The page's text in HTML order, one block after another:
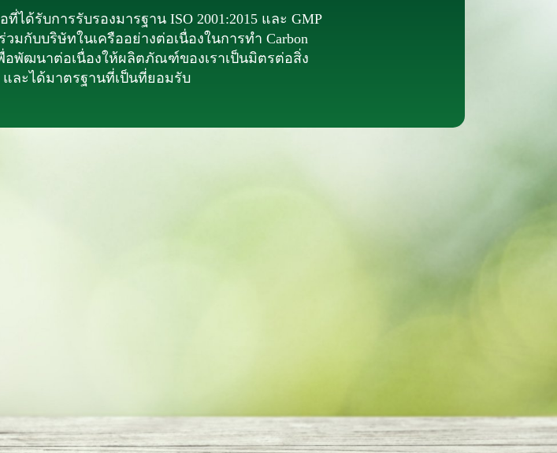
ด้รับการรับรองมารฐาน ISO 2001:2015 และ GMP
วมกับบริษัทในเครืออย่างต่อเนื่องในการทำ Carbon
อพัฒนาต่อเนื่องให้ผลิตภัณฑ์ของเราเป็นมิตรต่อสิ่ง
ละได้มาตรฐานที่เป็นที่ยอมรับ